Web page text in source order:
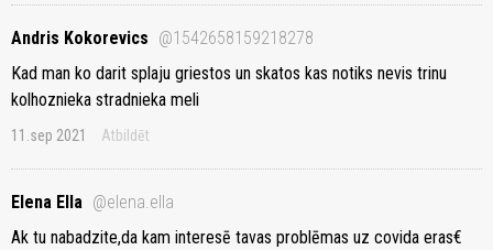
Andris Kokorevics @1542658159218278
Kad man ko darit splaju griestos un skatos kas notiks nevis trinu
kolhoznieka stradnieka meli
11.sep 2021 Atbildēt
Elena Ella @elena.ella
Ak tu nabadzite,da kam interesē tavas problēmas uz covida eras€